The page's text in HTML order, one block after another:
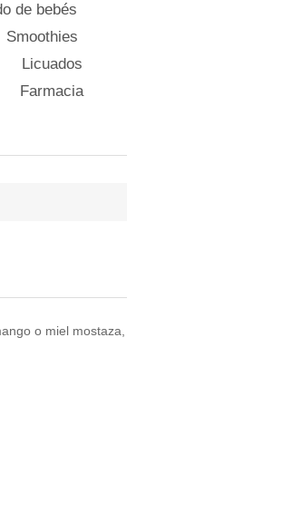
de bebés
Smoothies
Licuados
Farmacia
o miel mostaza,